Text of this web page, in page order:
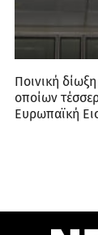
Ποινική
οποίων
Ευρωπαϊκή